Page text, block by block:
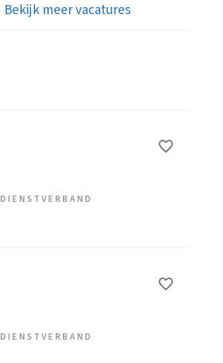
Bekijk meer vacatures
DIENSTVERBAND
DIENSTVERBAND